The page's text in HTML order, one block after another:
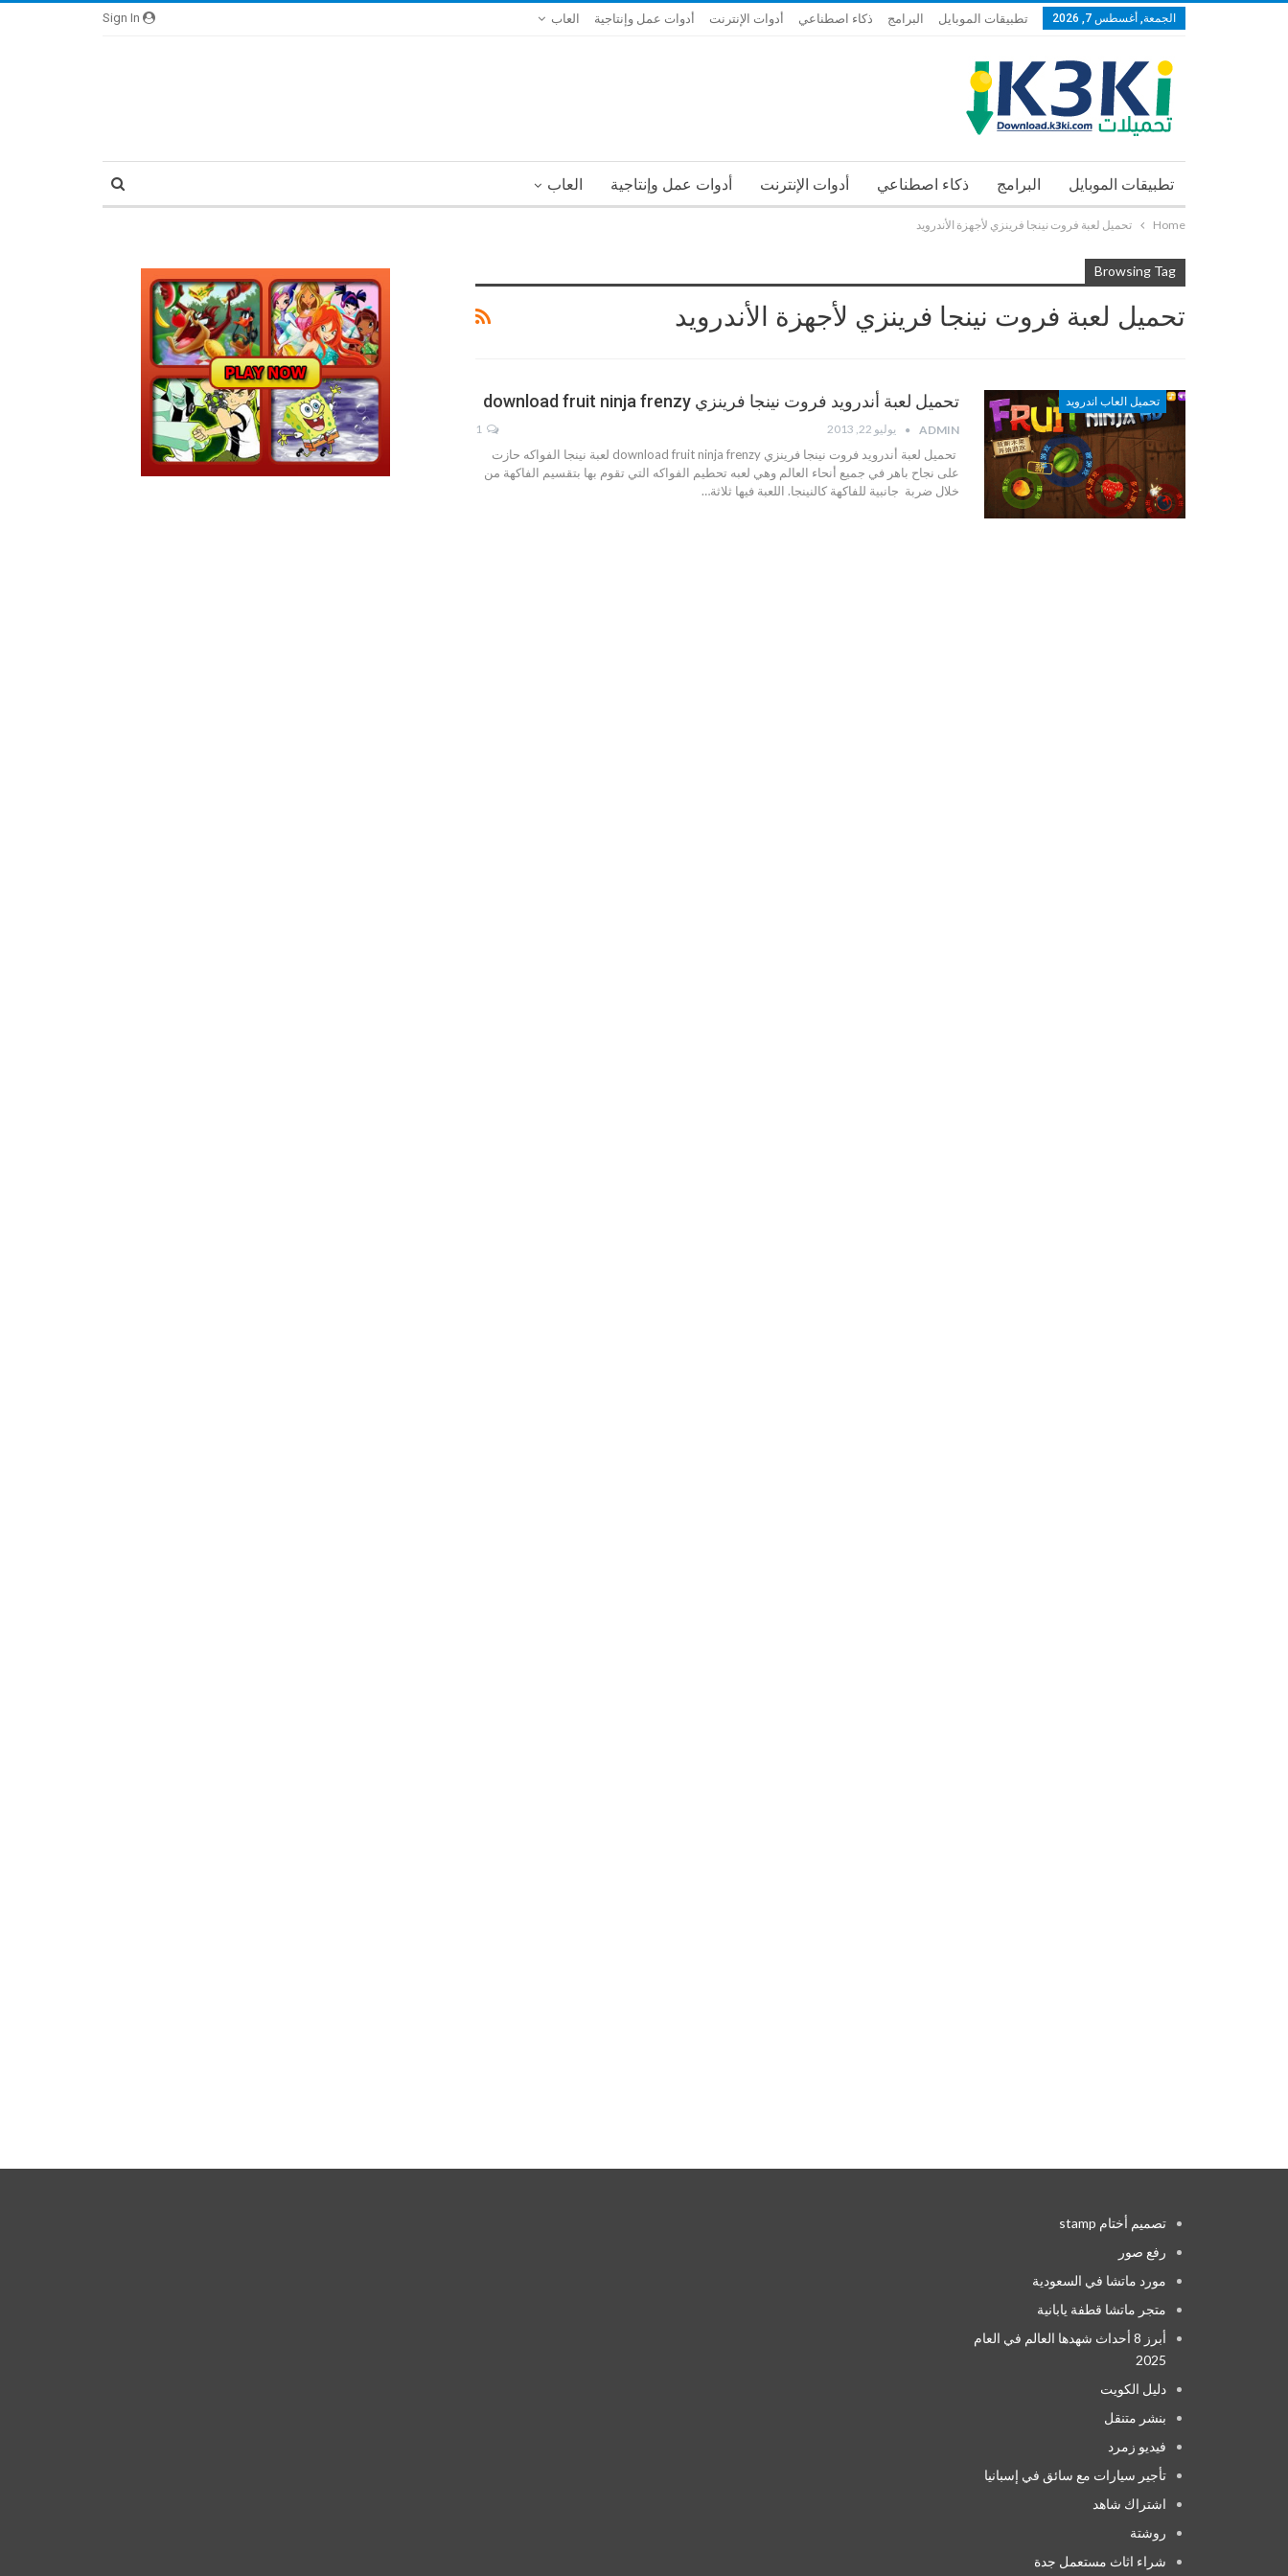
الجمعة, أغسطس 7, 2026 تطبيقات الموبايل البرامج ذكاء اصطناعي أدوات الإنترنت أدوات عمل وإنتاجية العاب
تطبيقات الموبايل البرامج ذكاء اصطناعي أدوات الإنترنت أدوات عمل وإنتاجية العاب
Home تحميل لعبة فروت نينجا فرينزي لأجهزة الأندرويد
Browsing Tag
تحميل لعبة فروت نينجا فرينزي لأجهزة الأندرويد
تحميل العاب اندرويد تحميل لعبة أندرويد فروت نينجا فرينزي download fruit ninja frenzy
ADMIN يوليو 22, 2013 1
تحميل لعبة أندرويد فروت نينجا فرينزي download fruit ninja frenzy لعبة نينجا الفواكه حازت
على نجاح باهر في جميع أنحاء العالم وهي لعبه تحطيم الفواكه التي تقوم بها بتقسيم الفاكهة من
خلال ضربة جانبية للفاكهة كالنينجا. اللعبة فيها ثلاثة…
تصميم أختام stamp
رفع صور
مورد ماتشا في السعودية
متجر ماتشا قطفة يابانية
أبرز 8 أحداث شهدها العالم في العام
2025
دليل الكويت
بنشر متنقل
فيديو زمرد
تأجير سيارات مع سائق في إسبانيا
اشتراك شاهد
روشتة
شراء اثاث مستعمل جدة